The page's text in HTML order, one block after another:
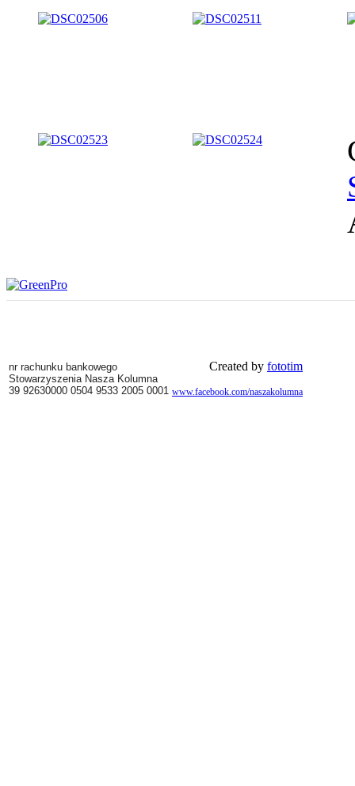
nr rachunku bankowego
Stowarzyszenia Nasza Kolumna
39 92630000 0504 9533 2005 0001
Created by fototim
www.facebook.com/naszakolumna